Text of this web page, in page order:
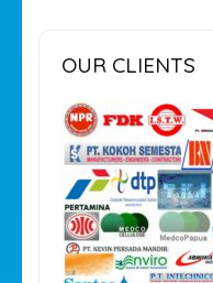
OUR CLIENTS